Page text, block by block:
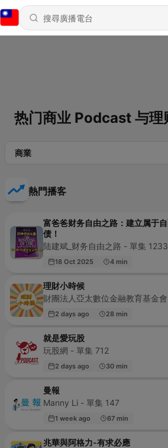
热门商业 Podcast 与理
商業
熱門播客
富爸爸财务自由之路：建立属于
债！
陆建斌_财务自由之路 - 單集 1233
18 Oct 2025 4 min
理財小時候
財團法人亞太數位金融教育基金
2 days ago 28 min
就是愛玩股
玩股網 - 單集 712
2 days ago 30 min
曼報
Manny Li - 單集 147
1 week ago 67 min
兆華與阿格力-有求必應